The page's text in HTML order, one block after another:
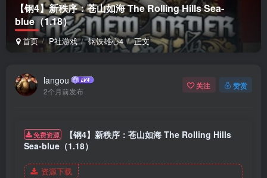
【钢4】新秩序：苍山如海 The Rolling Hills Sea-
blue（1.18）
首页 P社游戏 钢铁雄心4 正文
langou
2个月前发布
关注 赞赏
免费资源
【钢4】新秩序：苍山如海 The Rolling Hills
Sea-blue（1.18）
资源下载